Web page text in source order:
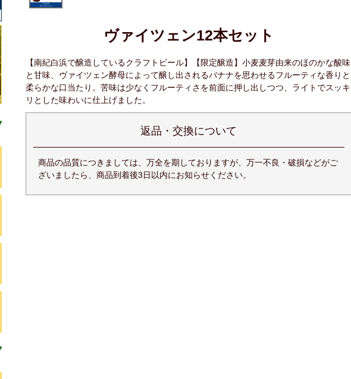
ヴァイツェン12本セット
【南紀白浜で醸造しているクラフトビール】【限定醸造】小麦麦芽由来のほのかな酸味
と甘味、ヴァイツェン酵母によって醸し出されるバナナを思わせるフルーティな香りと
柔らかな口当たり。苦味は少なくフルーティさを前面に押し出しつつ、ライトでスッキ
リとした味わいに仕上げました。
返品・交換について
商品の品質につきましては、万全を期しておりますが、万一不良・破損などがご
ざいましたら、商品到着後3日以内にお知らせください。